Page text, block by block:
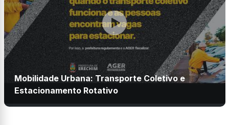
Mobilidade Urbana: Transporte Coletivo e
Estacionamento Rotativo